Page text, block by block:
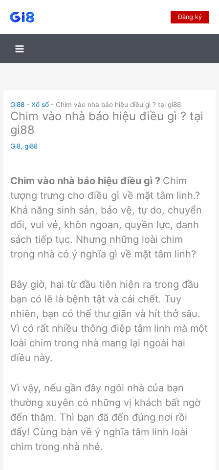
Đăng ký
Gi88 -Xổ số - Chim vào nhà báo hiệu điều gì ? tại gi88
Chim vào nhà báo hiệu điều gì ? tại
gi88
Gi8,gi88
Chim vào nhà báo hiệu điều gì ? Chim
tượng trưng cho điều gì về mặt tâm linh.?
Khả năng sinh sản, bảo vệ, tự do, chuyển
đổi, vui vẻ, khôn ngoan, quyền lực, danh
sách tiếp tục. Nhưng những loài chim
trong nhà có ý nghĩa gì về mặt tâm linh?
Bây giờ, hai từ đầu tiên hiện ra trong đầu
bạn có lẽ là bệnh tật và cái chết. Tuy
nhiên, bạn có thể thư giãn và hít thở sâu.
Vì có rất nhiều thông điệp tâm linh mà một
loài chim trong nhà mang lại ngoài hai
điều này.
Vì vậy, nếu gần đây ngôi nhà của bạn
thường xuyên có những vị khách bất ngờ
đến thăm. Thì bạn đã đến đúng nơi rồi
đấy! Cùng bàn về ý nghĩa tâm linh loài
chim trong nhà nhé.